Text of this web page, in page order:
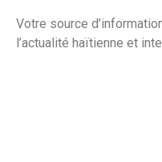
Votre source
l’actualité haïtienne et